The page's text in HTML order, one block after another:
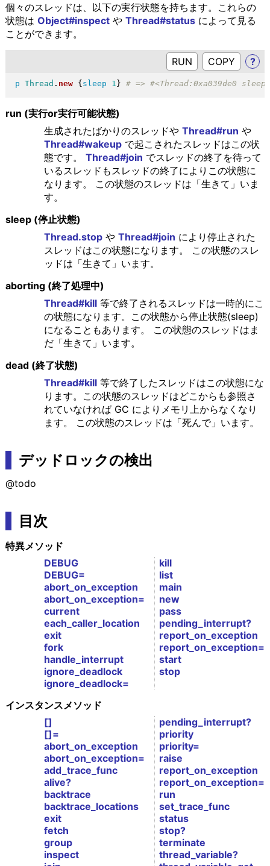
個々のスレッドは、以下の実行状態を持ちます。これらの
状態は Object#inspectや Thread#statusによって見る
ことができます。
RUN ?
p Thread . new { sleep 1 }
run (実行or実行可能状態)
生成されたばかりのスレッドや Thread#run や
Thread#wakeupで起こされたスレッドはこの状
態です。 Thread#join でスレッドの終了を待って
いるスレッドもスレッドの終了によりこの状態に
なります。 この状態のスレッドは「生きて」いま
す。
sleep (停止状態)
Thread.stopや Thread#join により停止された
スレッドはこの状態になります。 この状態のスレ
ッドは「生きて」います。
aborting (終了処理中)
Thread#kill等で終了されるスレッドは一時的にこ
の状態になります。この状態から停止状態(sleep)
になることもあります。 この状態のスレッドはま
だ「生きて」います。
dead (終了状態)
Thread#kill等で終了したスレッドはこの状態にな
ります。この状態のスレッドはどこからも参照さ
れていなければ GC によりメモリ上からなくなり
ます。 この状態のスレッドは「死んで」います。
デッドロックの検出
@todo
目次
特異メソッド
DEBUG
DEBUG=
abort_on_exception
abort_on_exception=
current
each_caller_location
exit
fork
handle_interrupt
ignore_deadlock
ignore_deadlock=
kill
list
main
new
pass
pending_interrupt?
report_on_exception
report_on_exception=
start
stop
インスタンスメソッド
[]
[]=
abort_on_exception
abort_on_exception=
add_trace_func
alive?
backtrace
backtrace_locations
exit
fetch
group
inspect
pending_interrupt?
priority
priority=
raise
report_on_exception
report_on_exception=
run
set_trace_func
status
stop?
terminate
thread_variable?